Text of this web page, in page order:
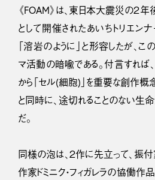
《FOAM》は、東日本大震災の２年
として開催されたあいちトリエン
「溶岩のように」と形容したが、
マ活動の暗喩である。付言すれ
から「セル(細胞)」を重要な創作概
と同時に、途切れることのない生
だ。
同様の泡は、２作に先立って、振
作家ドミニク・フィガレラの協働作